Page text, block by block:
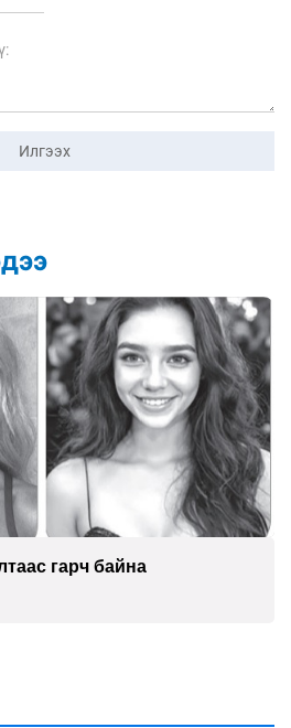
Илгээх
гарч байна